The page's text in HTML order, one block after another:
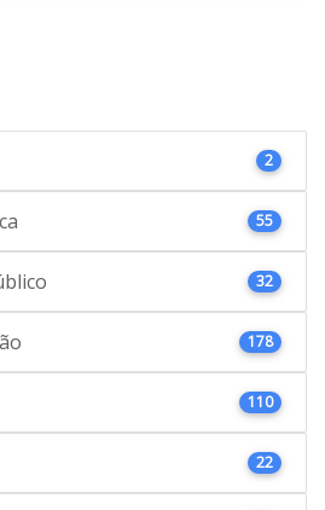
2
55
32
178
110
22